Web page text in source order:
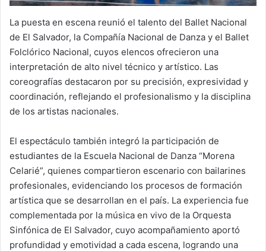
La puesta en escena reunió el talento del Ballet Nacional
de El Salvador, la Compañía Nacional de Danza y el Ballet
Folclórico Nacional, cuyos elencos ofrecieron una
interpretación de alto nivel técnico y artístico. Las
coreografías destacaron por su precisión, expresividad y
coordinación, reflejando el profesionalismo y la disciplina
de los artistas nacionales.
El espectáculo también integró la participación de
estudiantes de la Escuela Nacional de Danza “Morena
Celarié”, quienes compartieron escenario con bailarines
profesionales, evidenciando los procesos de formación
artística que se desarrollan en el país. La experiencia fue
complementada por la música en vivo de la Orquesta
Sinfónica de El Salvador, cuyo acompañamiento aportó
profundidad y emotividad a cada escena, logrando una